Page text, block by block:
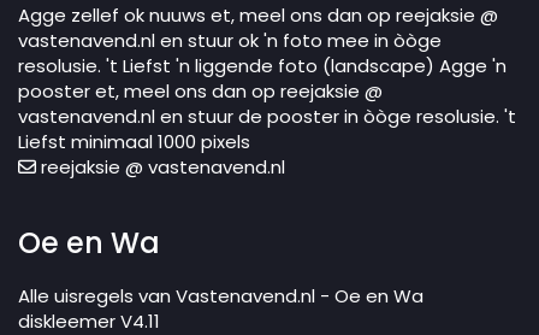
Agge zellef ok nuuws et, meel ons dan op reejaksie @
vastenavend.nl en stuur ok 'n foto mee in òòge
resolusie. 't Liefst 'n liggende foto (landscape) Agge 'n
pooster et, meel ons dan op reejaksie @
vastenavend.nl en stuur de pooster in òòge resolusie. 't
Liefst minimaal 1000 pixels
reejaksie @ vastenavend.nl
Oe en Wa
Alle uisregels van Vastenavend.nl - Oe en Wa
diskleemer V4.11